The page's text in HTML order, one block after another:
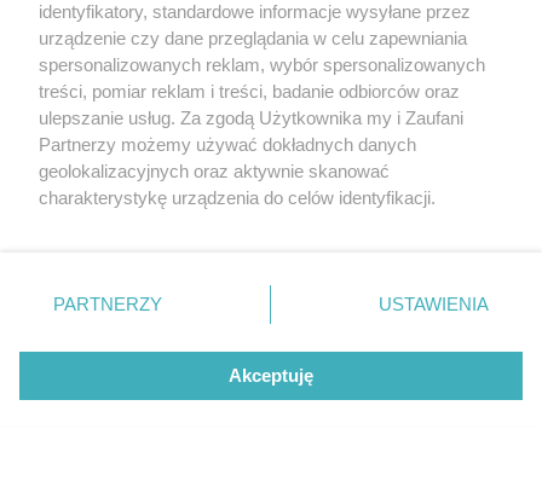
CZYTAJ TAKŻE
NOWOŚCI
Taka będzie nowa flagowa Skoda.
NOWOŚCI
identyfikatory, standardowe informacje wysyłane przez
urządzenie czy dane przeglądania w celu zapewniania
spersonalizowanych reklam, wybór spersonalizowanych
treści, pomiar reklam i treści, badanie odbiorców oraz
ulepszanie usług. Za zgodą Użytkownika my i Zaufani
Partnerzy możemy używać dokładnych danych
geolokalizacyjnych oraz aktywnie skanować
charakterystykę urządzenia do celów identyfikacji.
zmienić/wycofać klikając przycisk ustawień prywatności
znajdujący się w lewym dolnym rogu strony
rodzaje przetwarzania danych nie wymagają zgody
użytkownika, ale masz prawo sprzeciwić się takiemu
PARTNERZY USTAWIENIA
Akceptuję